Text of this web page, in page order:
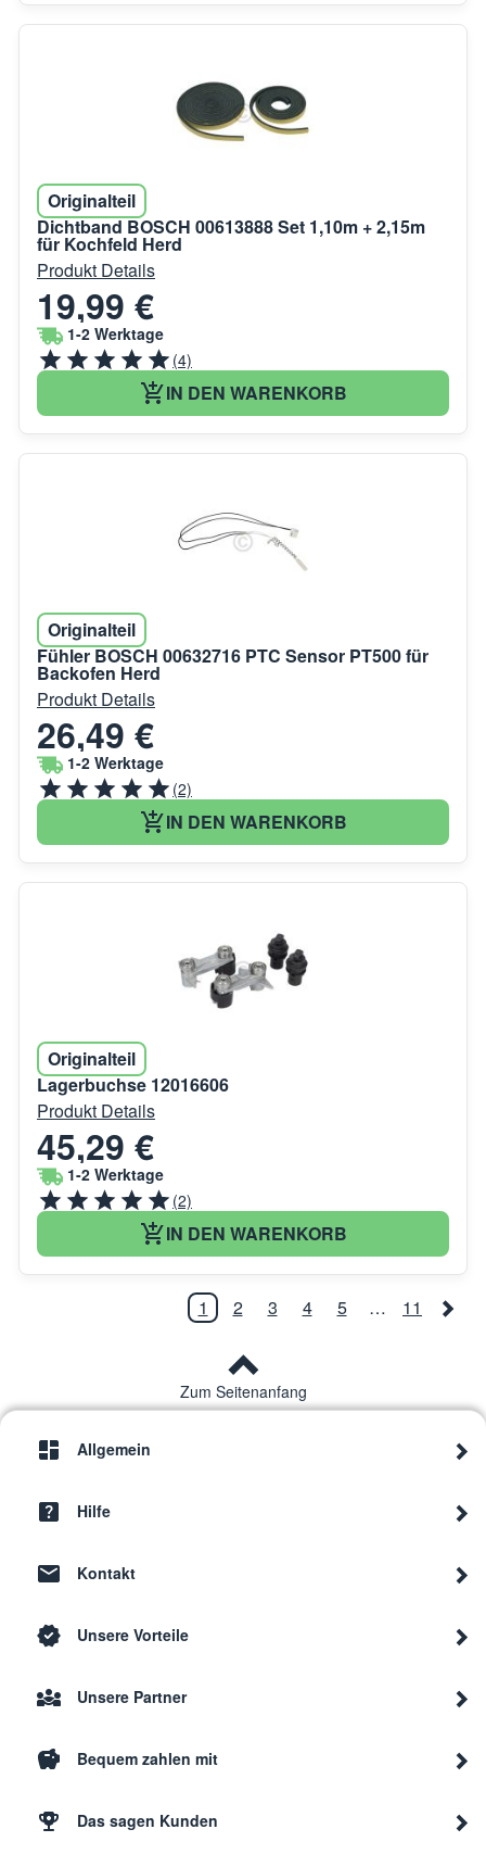
Originalteil
Dichtband BOSCH 00613888 Set 1,10m + 2,15m
für Kochfeld Herd
Produkt Details
19,99 €
1-2 Werktage
(4)
IN DEN WARENKORB
Originalteil
Fühler BOSCH 00632716 PTC Sensor PT500 für
Backofen Herd
Produkt Details
26,49 €
1-2 Werktage
(2)
IN DEN WARENKORB
Originalteil
Lagerbuchse 12016606
Produkt Details
45,29 €
1-2 Werktage
(2)
IN DEN WARENKORB
1 2 3 4 5 … 11
Zum Seitenanfang
Allgemein
Hilfe
Kontakt
Unsere Vorteile
Unsere Partner
Bequem zahlen mit
Das sagen Kunden